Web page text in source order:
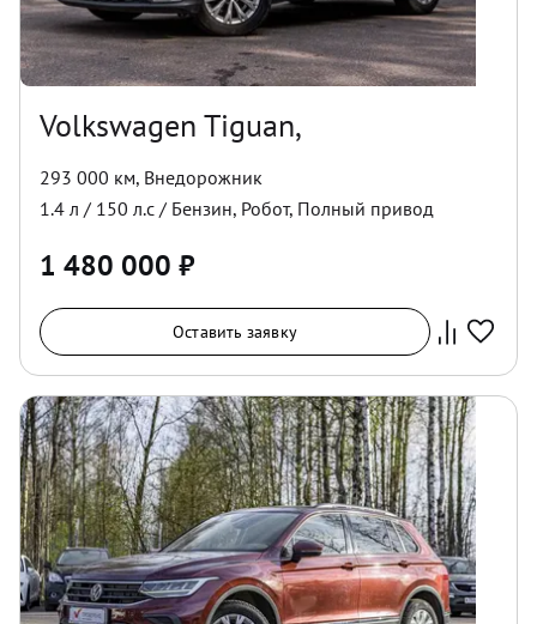
Volkswagen Tiguan,
293 000 км, Внедорожник
1.4 л / 150 л.с / Бензин, Робот, Полный привод
1 480 000 ₽
Оставить заявку